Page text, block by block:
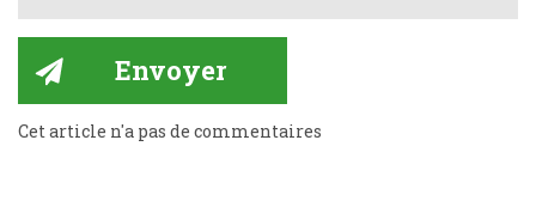
Cet article n'a pas de commentaires